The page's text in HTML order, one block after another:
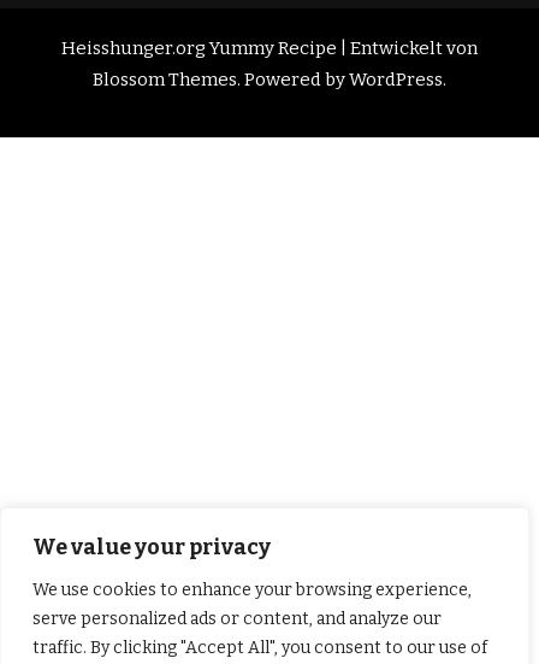
We value your privacy
We use cookies to enhance your browsing experience,
serve personalized ads or content, and analyze our
traffic. By clicking "Accept All", you consent to our use of
Heisshunger.orgYummy Recipe | Entwickelt von
Blossom Themes. Powered byWordPress.